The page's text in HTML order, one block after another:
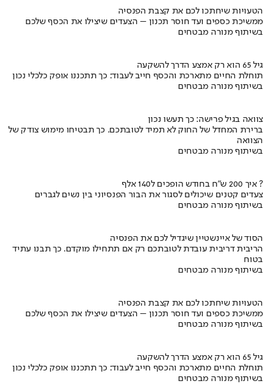
הטעויות שיחתכו לכם את קצבת הפנסיה
ממשיכת כספים ועד חוסר תכנון – הצעדים שיצילו את הכסף שלכם
בשיתוף מנורה מבטחים
גיל 65 הוא רק אמצע הדרך להשקעה
תוחלת החיים מתארכת והכסף חייב לעבוד: כך תתכננו אופק כלכלי נכון
בשיתוף מנורה מבטחים
צוואה בגיל פרישה: כך תעשו נכון
ברירת המחדל של החוק לא תמיד לטובתכם. כך תבטיחו מימוש צודק של
הצוואה
בשיתוף מנורה מבטחים
איך 200 ש"ח בחודש הופכים ל140 אלף ?
צעדים קטנים שיכולים לסגור את הבור הפנסיוני בין נשים לגברים
בשיתוף מנורה מבטחים
הסוד של איינשטיין שיגדיל לכם את הפנסיה
הריבית דריבית עובדת לטובתכם רק אם תתחילו מוקדם. כך תבנו עתיד
בטוח
בשיתוף מנורה מבטחים
הטעויות שיחתכו לכם את קצבת הפנסיה
ממשיכת כספים ועד חוסר תכנון – הצעדים שיצילו את הכסף שלכם
בשיתוף מנורה מבטחים
גיל 65 הוא רק אמצע הדרך להשקעה
תוחלת החיים מתארכת והכסף חייב לעבוד: כך תתכננו אופק כלכלי נכון
בשיתוף מנורה מבטחים